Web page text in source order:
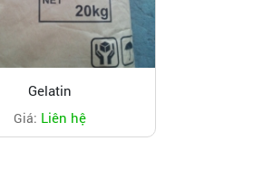
Gelatin
Giá: Liên hệ